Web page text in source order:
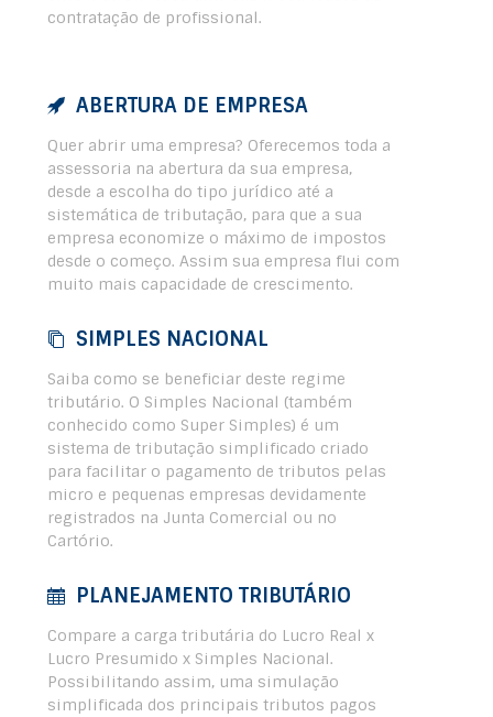
contratação de profissional.
ABERTURA DE EMPRESA
Quer abrir uma empresa? Oferecemos toda a
assessoria na abertura da sua empresa,
desde a escolha do tipo jurídico até a
sistemática de tributação, para que a sua
empresa economize o máximo de impostos
desde o começo. Assim sua empresa flui com
muito mais capacidade de crescimento.
SIMPLES NACIONAL
Saiba como se beneficiar deste regime
tributário. O Simples Nacional (também
conhecido como Super Simples) é um
sistema de tributação simplificado criado
para facilitar o pagamento de tributos pelas
micro e pequenas empresas devidamente
registrados na Junta Comercial ou no
Cartório.
PLANEJAMENTO TRIBUTÁRIO
Compare a carga tributária do Lucro Real x
Lucro Presumido x Simples Nacional.
Possibilitando assim, uma simulação
simplificada dos principais tributos pagos